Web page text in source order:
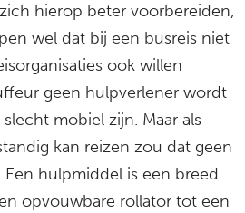
hierop beter voorbereiden,
wel dat bij een busreis niet
ook willen
geen hulpverlener wordt
mobiel zijn. Maar als
kan reizen zou dat geen
hulpmiddel is een breed
opvouwbare rollator tot een